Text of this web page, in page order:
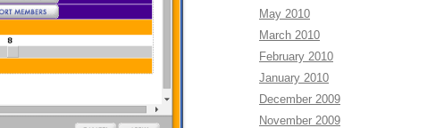
May 2010
March 2010
February 2010
January 2010
December 2009
November 2009